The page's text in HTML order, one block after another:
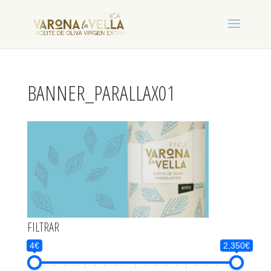
BANNER_PARALLAX01
FILTRAR
4€ 2,350€